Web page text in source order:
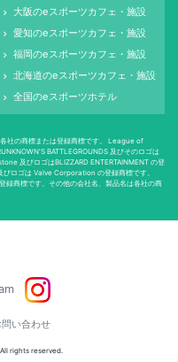
keyboard_arrow_right 大阪のeスポーツカフェ・施設
keyboard_arrow_right 愛知のeスポーツカフェ・施設
keyboard_arrow_right 福岡のeスポーツカフェ・施設
keyboard_arrow_right 北海道のeスポーツカフェ・施設
keyboard_arrow_right 全国のeスポーツホテル
社の商標または登録商標です。 League of
BATTLEGROUNDS 及びそのロゴは
及びロゴはBLIZZARD ENTERTAINMENT の登
ロゴは Valve Corporation の登録商標です。
商標です。その他の会社名、製品名は各社の商
問い合わせ
rights reserved.